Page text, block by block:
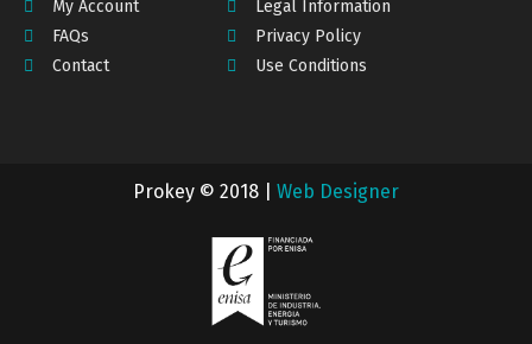
My Account
FAQs
Contact
Legal Information
Privacy Policy
Use Conditions
Prokey © 2018 | Web Designer